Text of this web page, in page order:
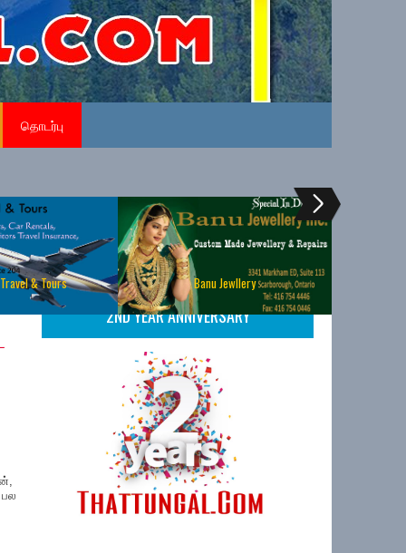
தொடர்பு
& Tours Banu Jewllery
பல
2ND YEAR ANNIVERSARY